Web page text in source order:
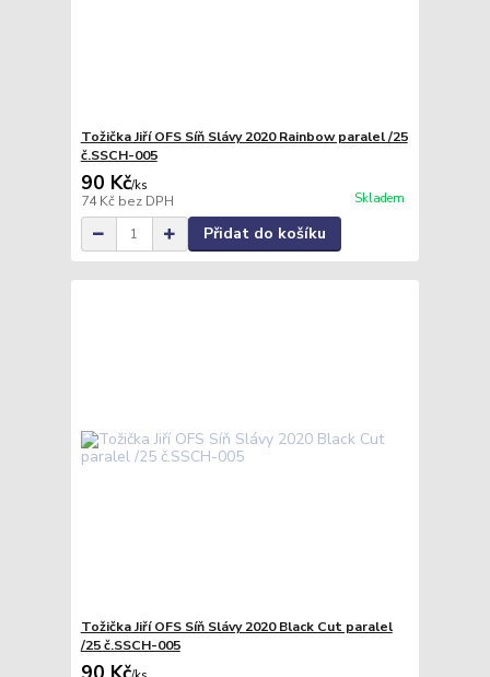
Tožička Jiří OFS Síň Slávy 2020 Rainbow paralel /25
č.SSCH-005
90 Kč/ks
74 Kč bez DPH Skladem
Přidat do košíku
Tožička Jiří OFS Síň Slávy 2020 Black Cut paralel
/25 č.SSCH-005